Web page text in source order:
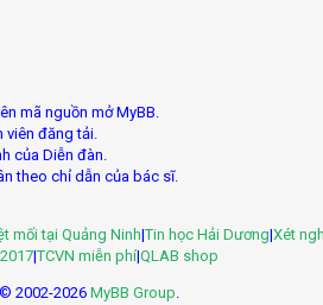
mã nguồn mở MyBB.
viên đăng tải.
của Diễn đàn.
theo chỉ dẫn của bác sĩ.
mối tại Quảng Ninh|Tin học Hải Dương|Xét
|TCVN miễn phí|QLAB shop
2002-2026MyBB Group.